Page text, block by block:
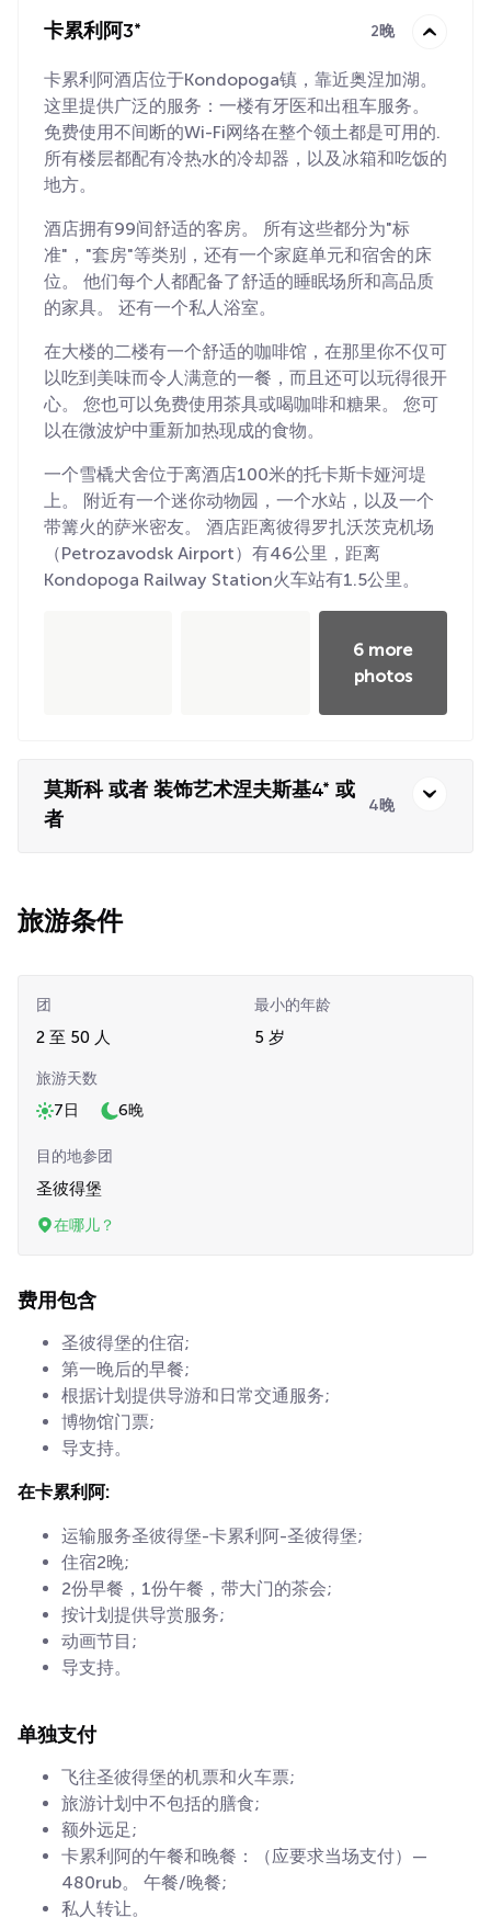
卡累利阿3* 2晚
卡累利阿酒店位于Kondopoga镇，靠近奥涅加湖。
这里提供广泛的服务：一楼有牙医和出租车服务。
免费使用不间断的Wi-Fi网络在整个领土都是可用的.
所有楼层都配有冷热水的冷却器，以及冰箱和吃饭的
地方。
酒店拥有99间舒适的客房。 所有这些都分为"标
准"，"套房"等类别，还有一个家庭单元和宿舍的床
位。 他们每个人都配备了舒适的睡眠场所和高品质
的家具。 还有一个私人浴室。
在大楼的二楼有一个舒适的咖啡馆，在那里你不仅可
以吃到美味而令人满意的一餐，而且还可以玩得很开
心。 您也可以免费使用茶具或喝咖啡和糖果。 您可
以在微波炉中重新加热现成的食物。
一个雪橇犬舍位于离酒店100米的托卡斯卡娅河堤
上。 附近有一个迷你动物园，一个水站，以及一个
带篝火的萨米密友。 酒店距离彼得罗扎沃茨克机场
（Petrozavodsk Airport）有46公里，距离
Kondopoga Railway Station火车站有1.5公里。
6 more
photos
莫斯科 或者 装饰艺术涅夫斯基4* 或
者
4晚
旅游条件
团
2 至 50 人
最小的年龄
5 岁
旅游天数
7日
6晚
目的地参团
圣彼得堡
在哪儿？
费用包含
圣彼得堡的住宿;
第一晚后的早餐;
根据计划提供导游和日常交通服务;
博物馆门票;
导支持。
在卡累利阿:
运输服务圣彼得堡-卡累利阿-圣彼得堡;
住宿2晚;
2份早餐，1份午餐，带大门的茶会;
按计划提供导赏服务;
动画节目;
导支持。
单独支付
飞往圣彼得堡的机票和火车票;
旅游计划中不包括的膳食;
额外远足;
卡累利阿的午餐和晚餐：（应要求当场支付）—
480rub。 午餐/晚餐;
私人转让。